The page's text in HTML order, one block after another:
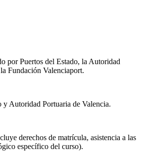
por Puertos del Estado, la Autoridad
Fundación Valenciaport.
y Autoridad Portuaria de Valencia.
derechos de matrícula, asistencia a las
específico del curso).